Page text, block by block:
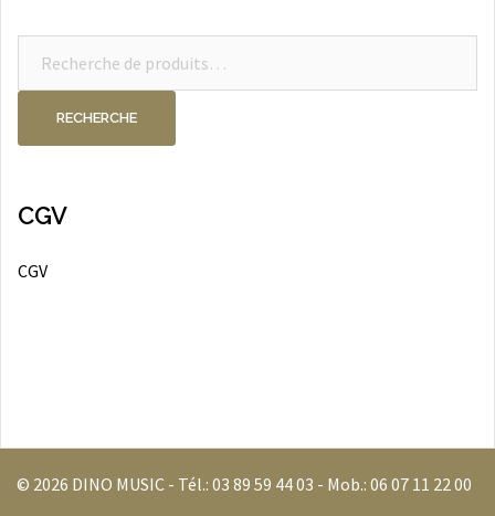
RECHERCHE
CGV
CGV
© 2026 DINO MUSIC - Tél.: 03 89 59 44 03 - Mob.: 06 07 11 22 00